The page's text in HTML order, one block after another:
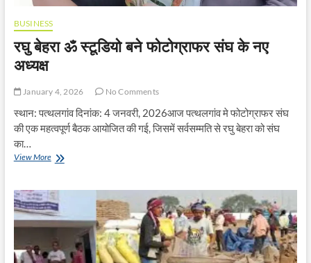
BUSINESS
रघु बेहरा ॐ स्टूडियो बने फोटोग्राफर संघ के नए
अध्यक्ष
January 4, 2026 No Comments
स्थान: पत्थलगांव दिनांक: 4 जनवरी, 2026आज पत्थलगांव मे फोटोग्राफर संघ
की एक महत्वपूर्ण बैठक आयोजित की गई, जिसमें सर्वसम्मति से रघु बेहरा को संघ
का…
View Moreरघु
स्टूडियो
बने
फोटोग्राफर
के
नए